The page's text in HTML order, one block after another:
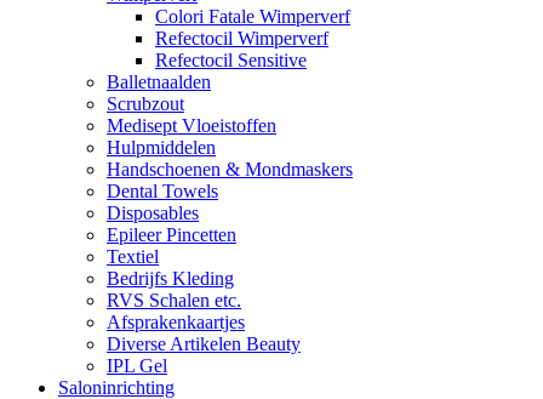
Colori Fatale Wimperverf
Refectocil Wimperverf
Refectocil Sensitive
Balletnaalden
Scrubzout
Medisept Vloeistoffen
Hulpmiddelen
Handschoenen & Mondmaskers
Dental Towels
Disposables
Epileer Pincetten
Textiel
Bedrijfs Kleding
RVS Schalen etc.
Afsprakenkaartjes
Diverse Artikelen Beauty
IPL Gel
Saloninrichting